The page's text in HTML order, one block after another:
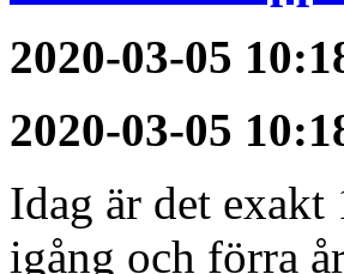
2020-03-05
2020-03-05
Idag är det
igång och förra